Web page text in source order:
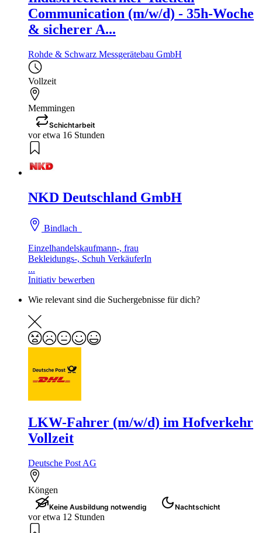
Communication (m/w/d) - 35h-Woche
& sicherer A...
Rohde & Schwarz Messgerätebau GmbH
Vollzeit
Memmingen
Schichtarbeit
vor etwa 16 Stunden
NKD Deutschland GmbH
Bindlach
Einzelhandelskaufmann-, frau
Bekleidungs-, Schuh VerkäuferIn
...
Initiativ bewerben
Wie relevant sind die Suchergebnisse für dich?
LKW-Fahrer (m/w/d) im Hofverkehr
Vollzeit
Deutsche Post AG
Köngen
Keine Ausbildung notwendig Nachtschicht
vor etwa 12 Stunden